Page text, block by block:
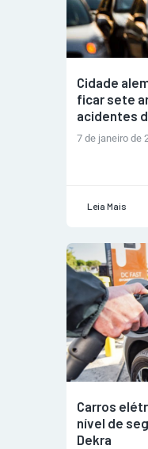
Cidade
ficar sete
acidentes
7 de janeiro de
Leia Mais
Carros
nível de
Dekra